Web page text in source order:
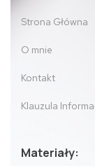
Strona Główna
O mnie
Kontakt
Klauzula
Materiały: